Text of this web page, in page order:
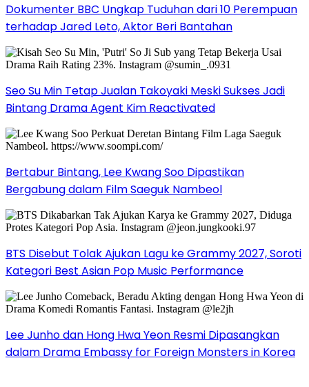
Dokumenter BBC Ungkap Tuduhan dari 10 Perempuan
terhadap Jared Leto, Aktor Beri Bantahan
Seo Su Min Tetap Jualan Takoyaki Meski Sukses Jadi
Bintang Drama Agent Kim Reactivated
Bertabur Bintang, Lee Kwang Soo Dipastikan
Bergabung dalam Film Saeguk Nambeol
BTS Disebut Tolak Ajukan Lagu ke Grammy 2027, Soroti
Kategori Best Asian Pop Music Performance
Lee Junho dan Hong Hwa Yeon Resmi Dipasangkan
dalam Drama Embassy for Foreign Monsters in Korea